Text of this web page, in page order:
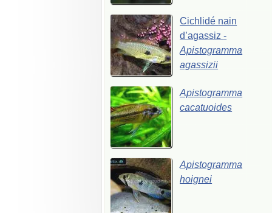
Cichlidé nain
d’agassiz-
Apistogramma
agassizii
Apistogramma
cacatuoides
Apistogramma
hoignei